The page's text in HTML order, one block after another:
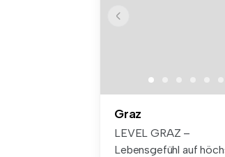
Graz
LEVEL GRAZ –
Lebensgefühl auf